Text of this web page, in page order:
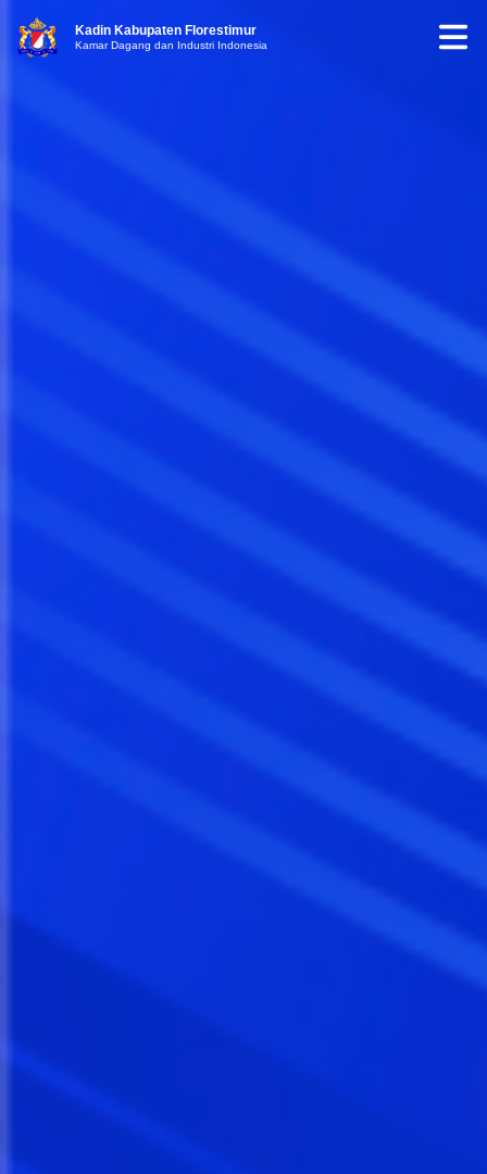
Kadin Kabupaten Florestimur
Kamar Dagang dan Industri Indonesia